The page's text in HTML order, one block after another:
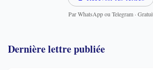
Par WhatsApp ou Telegram ·
Dernière lettre publiée